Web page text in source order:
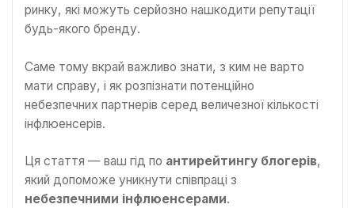
ринку, які можуть серйозно нашкодити репутації
будь-якого бренду.
Саме тому вкрай важливо знати, з ким не варто
мати справу, і як розпізнати потенційно
небезпечних партнерів серед величезної кількості
інфлюенсерів.
Ця стаття — ваш гід по антирейтингу блогерів,
який допоможе уникнути співпраці з
небезпечними інфлюенсерами.